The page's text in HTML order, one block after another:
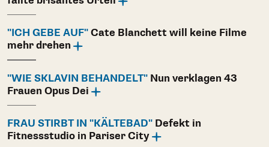
"ICH GEBE AUF" Cate Blanchett will keine Filme
mehr drehen
"WIE SKLAVIN BEHANDELT" Nun verklagen 43
Frauen Opus Dei
FRAU STIRBT IN "KÄLTEBAD" Defekt in
Fitnessstudio in Pariser City